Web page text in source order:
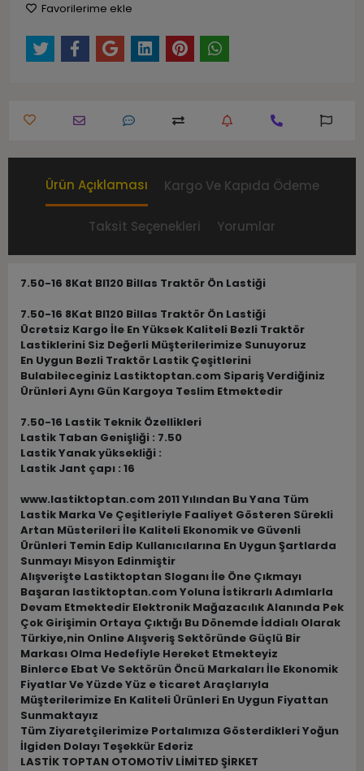
Favorilerime ekle
Ürün Açıklaması Kargo Ve Kapıda Ödeme
Taksit Seçenekleri Yorumlar
7.50-16 8Kat Bl120 Billas Traktör Ön Lastiği
7.50-16 8Kat Bl120 Billas Traktör Ön Lastiği
Ücretsiz Kargo İle En Yüksek Kaliteli Bezli Traktör
Lastiklerini Siz Değerli Müşterilerimize Sunuyoruz
En Uygun Bezli Traktör Lastik Çeşitlerini
Bulabileceginiz Lastiktoptan.com Sipariş Verdiğiniz
Ürünleri Aynı Gün Kargoya Teslim Etmektedir
7.50-16 Lastik Teknik Özellikleri
Lastik Taban Genişliği : 7.50
Lastik Yanak yüksekliği :
Lastik Jant çapı : 16
www.lastiktoptan.com 2011 Yılından Bu Yana Tüm
Lastik Marka Ve Çeşitleriyle Faaliyet Gösteren Sürekli
Artan Müsterileri İle Kaliteli Ekonomik ve Güvenli
Ürünleri Temin Edip Kullanıcılarına En Uygun Şartlarda
Sunmayı Misyon Edinmiştir
Alışverişte Lastiktoptan Sloganı İle Öne Çıkmayı
Başaran lastiktoptan.com Yoluna İstikrarlı Adımlarla
Devam Etmektedir Elektronik Mağazacılık Alanında Pek
Çok Girişimin Ortaya Çıktığı Bu Dönemde İddialı Olarak
Türkiye,nin Online Alışveriş Sektöründe Güçlü Bir
Markası Olma Hedefiyle Hereket Etmekteyiz
Binlerce Ebat Ve Sektörün Öncü Markaları İle Ekonomik
Fiyatlar Ve Yüzde Yüz e ticaret Araçlarıyla
Müşterilerimize En Kaliteli Ürünleri En Uygun Fiyattan
Sunmaktayız
Tüm Ziyaretçilerimize Portalımıza Gösterdikleri Yoğun
İlgiden Dolayı Teşekkür Ederiz
LASTİK TOPTAN OTOMOTİV LİMİTED ŞİRKET